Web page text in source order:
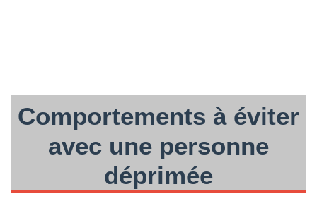
Comportements à éviter
avec une personne
déprimée